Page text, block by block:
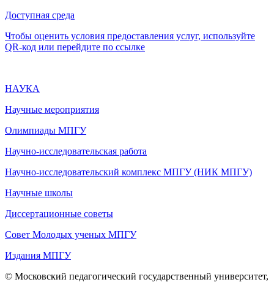
Доступная среда
Чтобы оценить условия предоставления услуг, используйте
QR-код или перейдите по ссылке
НАУКА
Научные мероприятия
Олимпиады МПГУ
Научно-исследовательская работа
Научно-исследовательский комплекс МПГУ (НИК МПГУ)
Научные школы
Диссертационные советы
Совет Молодых ученых МПГУ
Издания МПГУ
© Московский педагогический государственный университет,